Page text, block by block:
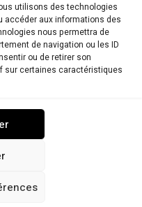
utilisons des technologies
aux informations des
nous permettra de
de navigation ou les ID
ou de retirer son
sur certaines caractéristiques
Tous droits réservés.
DE CONFIDENTIALITÉ
NOUS CONTACTER